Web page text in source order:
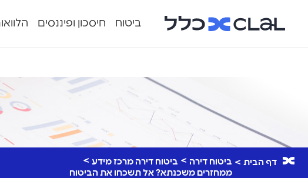
ביטוח חיסכון ופיננסים
דף הבית ביטוח דירה
ביטוח דירה מרכז מידע
ממחזרים משכנתא? אל תשכחו את הביטוח